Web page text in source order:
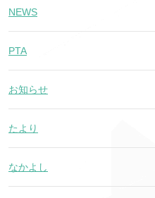
NEWS
PTA
お知らせ
たより
なかよし